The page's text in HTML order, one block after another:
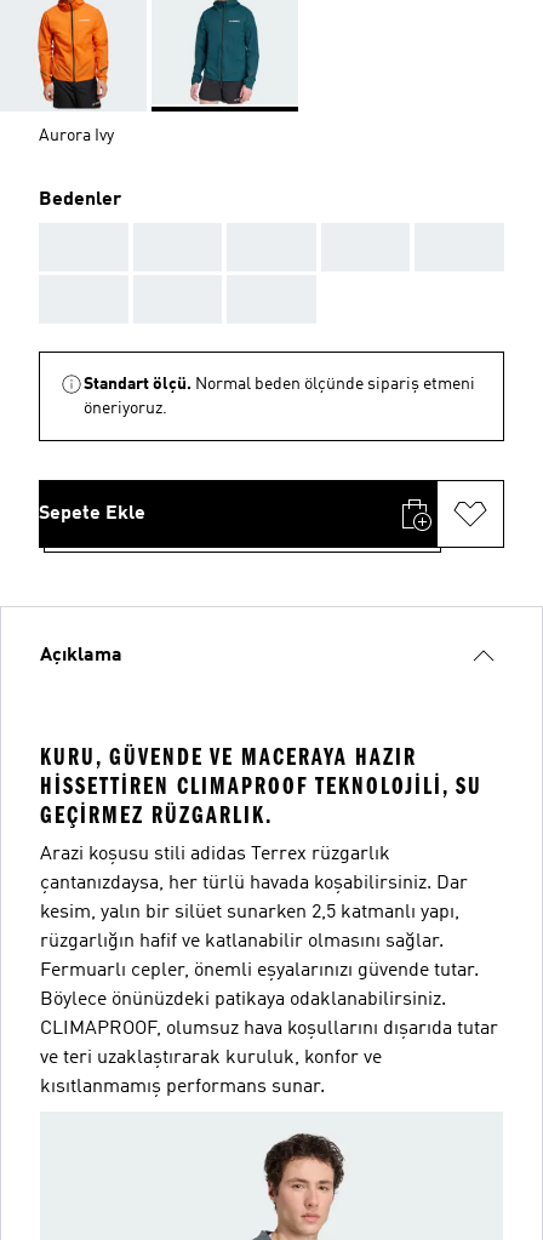
Aurora Ivy
Bedenler
Standart ölçü. Normal beden ölçünde sipariş etmeni
öneriyoruz.
Sepete Ekle
Açıklama
KURU, GÜVENDE VE MACERAYA HAZIR
HISSETTIREN CLIMAPROOF TEKNOLOJILI, SU
GEÇIRMEZ RÜZGARLIK.
Arazi koşusu stili adidas Terrex rüzgarlık
çantanızdaysa, her türlü havada koşabilirsiniz. Dar
kesim, yalın bir silüet sunarken 2,5 katmanlı yapı,
rüzgarlığın hafif ve katlanabilir olmasını sağlar.
Fermuarlı cepler, önemli eşyalarınızı güvende tutar.
Böylece önünüzdeki patikaya odaklanabilirsiniz.
CLIMAPROOF, olumsuz hava koşullarını dışarıda tutar
ve teri uzaklaştırarak kuruluk, konfor ve
kısıtlanmamış performans sunar.